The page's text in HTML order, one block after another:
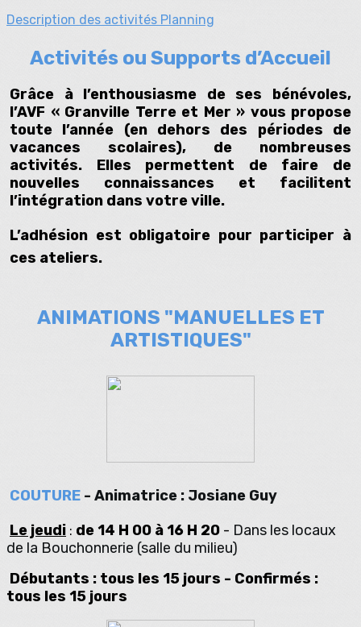
Description des activités Planning
Activités ou Supports d’Accueil
Grâce à l’enthousiasme de ses bénévoles,
l’AVF « Granville Terre et Mer » vous propose
toute l’année (en dehors des périodes de
vacances scolaires), de nombreuses
activités. Elles permettent de faire de
nouvelles connaissances et facilitent
l’intégration dans votre ville.
L’adhésion est obligatoire pour participer à
ces ateliers.
ANIMATIONS "MANUELLES ET
ARTISTIQUES"
COUTURE - Animatrice : Josiane Guy
Le jeudi : de 14 H 00 à 16 H 20 - Dans les locaux
de la Bouchonnerie (salle du milieu)
Débutants : tous les 15 jours - Confirmés :
tous les 15 jours